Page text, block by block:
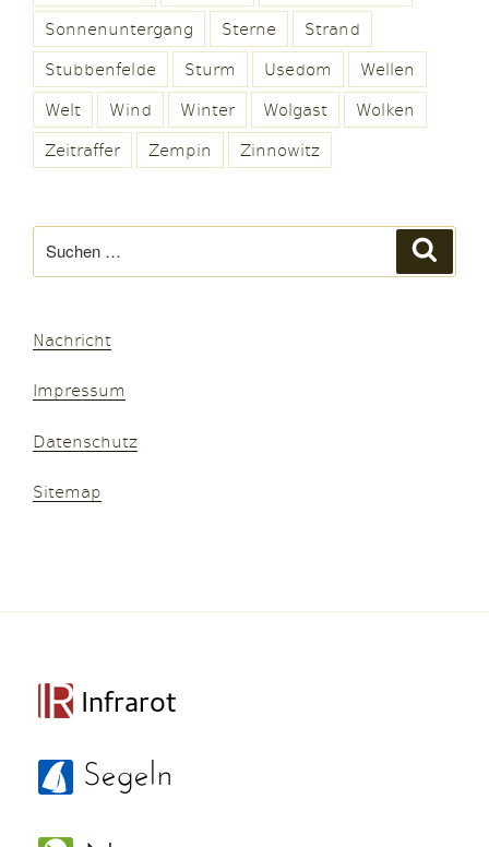
Sonnenuntergang
Sterne
Strand
Stubbenfelde
Sturm Usedom
Wellen
Welt
Wind Winter Wolgast
Wolken
Zeitraffer
Zempin Zinnowitz
nach:
Nachricht
Impressum
Datenschutz
Sitemap